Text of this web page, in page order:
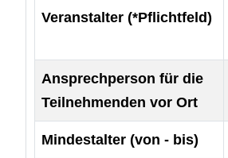
Veranstalter (*Pflichtfeld)
Ansprechperson für die
Teilnehmenden vor Ort
Mindestalter (von - bis)